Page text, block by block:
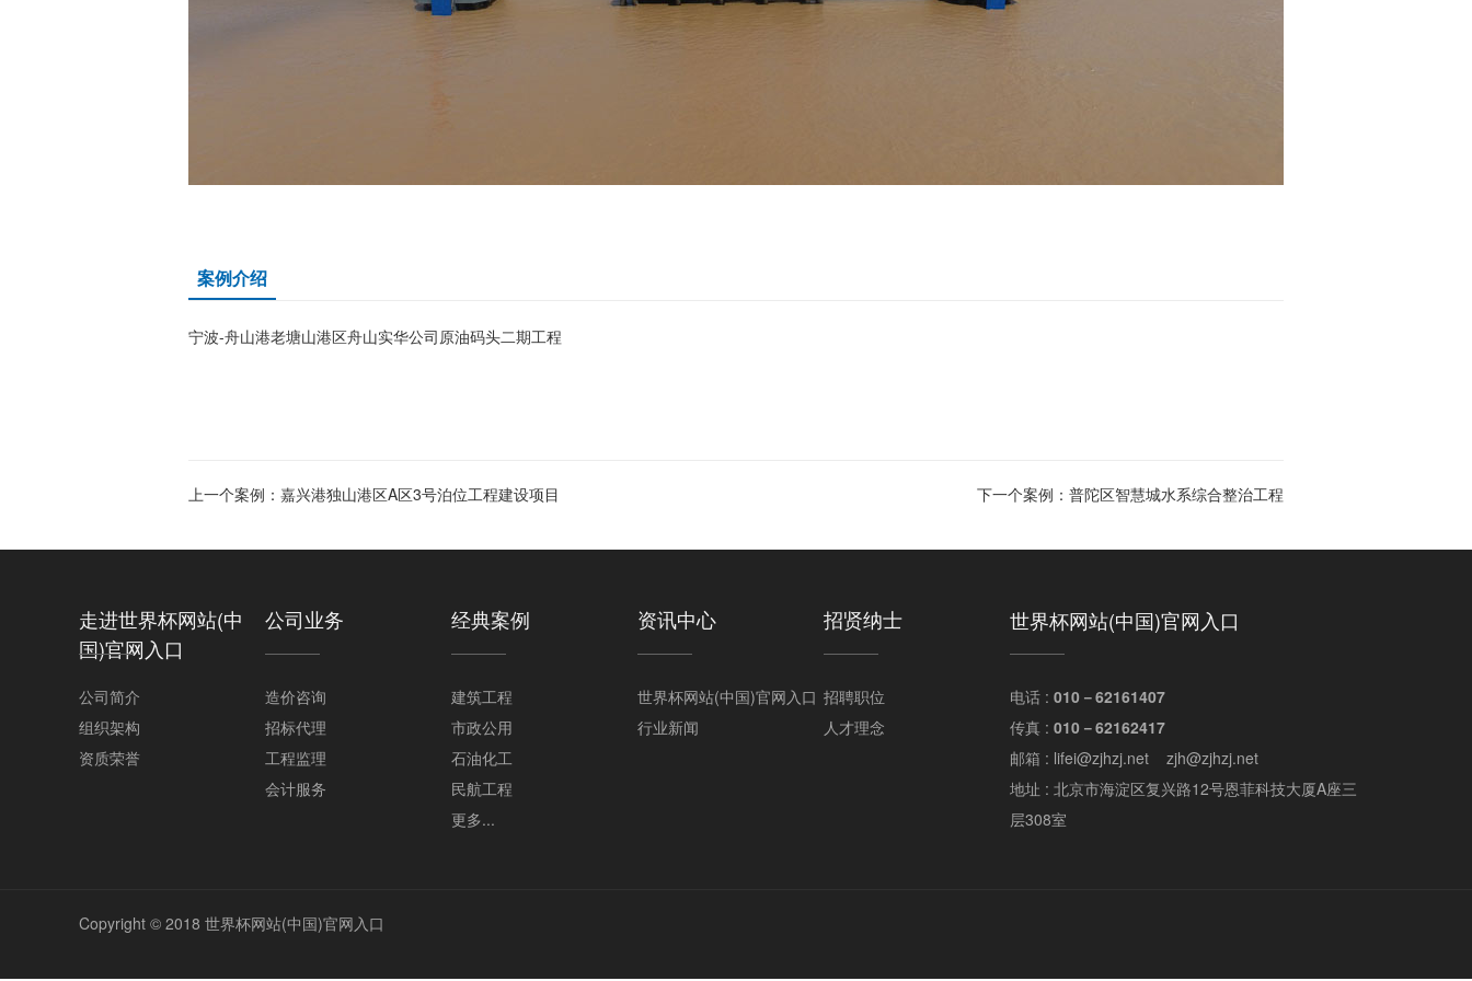
案例介绍
宁波-舟山港老塘山港区舟山实华公司原油码头二期工程
上一个案例： 嘉兴港独山港区A区3号泊位工程建设项目 下一个案例： 普陀区智慧城水系综合整治工程
走进世界杯网站(中
国)官网入口
公司简介
组织架构
资质荣誉
公司业务
造价咨询
招标代理
工程监理
会计服务
经典案例
建筑工程
市政公用
石油化工
民航工程
更多...
资讯中心
世界杯网站(中国)官网入口
行业新闻
招贤纳士
招聘职位
人才理念
世界杯网站(中国)官网入口
电话 : 010－62161407
传真 : 010－62162417
邮箱 : lifei@zjhzj.net zjh@zjhzj.net
地址 : 北京市海淀区复兴路12号恩菲科技大厦A座三
层308室
Copyright © 2018 世界杯网站(中国)官网入口